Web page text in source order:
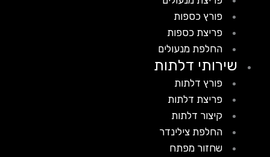
פורץ כספות
פריצת כספות
החלפת מנעולים
שירותי דלתות
פורץ דלתות
פריצת דלתות
קיצור דלתות
החלפת צילינדר
שחזור מפתח